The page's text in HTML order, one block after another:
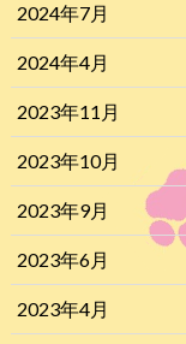
2024年7月
2024年4月
2023年11月
2023年10月
2023年9月
2023年6月
2023年4月